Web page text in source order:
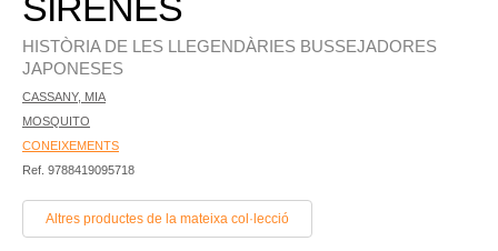
HISTÒRIA DE LES LLEGENDÀRIES BUSSEJADORES
JAPONESES
CASSANY, MIA
MOSQUITO
CONEIXEMENTS
Ref. 9788419095718
Altres productes de la mateixa col·lecció